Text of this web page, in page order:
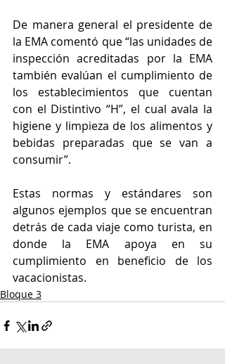
De manera general el presidente de
la EMA comentó que “las unidades de
inspección acreditadas por la EMA
también evalúan el cumplimiento de
los establecimientos que cuentan
con el Distintivo “H”, el cual avala la
higiene y limpieza de los alimentos y
bebidas preparadas que se van a
consumir”.
Estas normas y estándares son
algunos ejemplos que se encuentran
detrás de cada viaje como turista, en
donde la EMA apoya en su
cumplimiento en beneficio de los
vacacionistas.
Bloque 3